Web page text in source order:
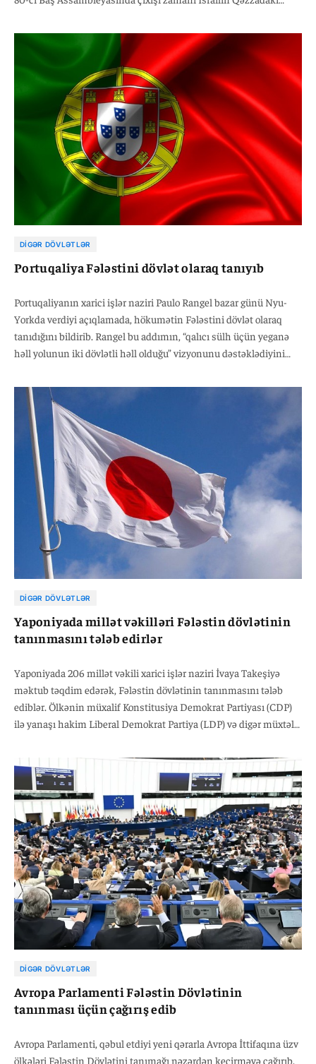
dayandırılmasının vacibliyini vurğulayıb.
DIGƏR DÖVLƏTLƏR
Portuqaliya Fələstini dövlət olaraq tanıyıb
Portuqaliyanın xarici işlər naziri Paulo Rangel bazar günü Nyu-
Yorkda verdiyi açıqlamada, hökumətin Fələstini dövlət olaraq
tanıdığını bildirib. Rangel bu addımın, “qalıcı sülh üçün yeganə
həll yolunun iki dövlətli həll olduğu” vizyonunu dəstəklədiyini
DIGƏR DÖVLƏTLƏR
Yaponiyada millət vəkilləri Fələstin dövlətinin
tanınmasını tələb edirlər
Yaponiyada 206 millət vəkili xarici işlər naziri İvaya Takeşiyə
məktub təqdim edərək, Fələstin dövlətinin tanınmasını tələb
ediblər. Ölkənin müxalif Konstitusiya Demokrat Partiyası (CDP)
ilə yanaşı hakim Liberal Demokrat Partiya (LDP) və digər müxtəlif
imzalayıb. XİN rəhbəri isə “bu qədər imzanın toplandığı üçün
məsələni ciddi qəbul etdiyini” bildirib.
DIGƏR DÖVLƏTLƏR
Avropa Parlamenti Fələstin Dövlətinin
tanınması üçün çağırış edib
Avropa Parlamenti, qəbul etdiyi yeni qərarla Avropa İttifaqına üzv
ölkələri Fələstin Dövlətini tanımağı nəzərdən keçirməyə çağırıb.